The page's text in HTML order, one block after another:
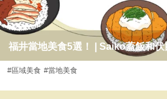
福井當地美食5選！ | Saiko蓋飯和
#區域美食 #當地美食